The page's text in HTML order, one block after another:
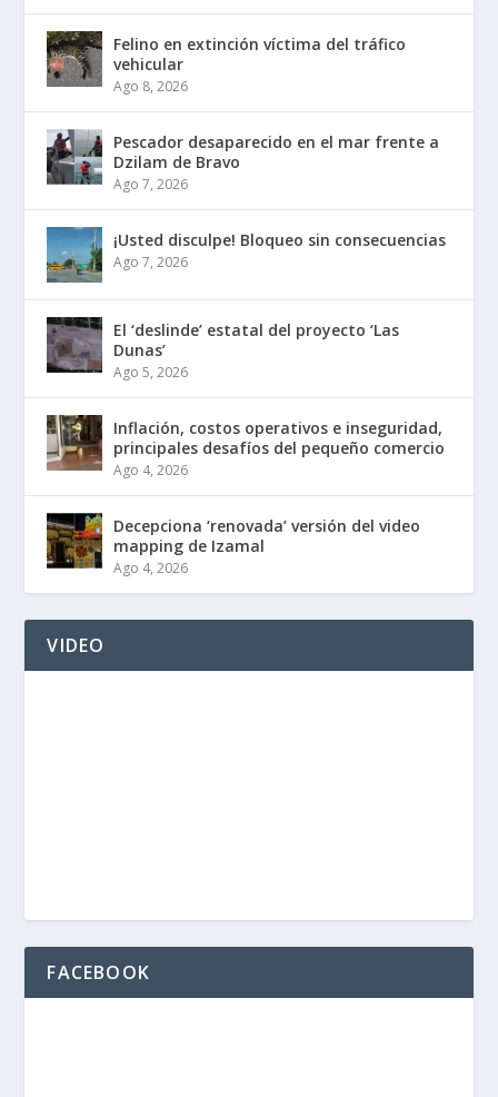
Felino en extinción víctima del tráfico
vehicular
Ago 8, 2026
Pescador desaparecido en el mar frente a
Dzilam de Bravo
Ago 7, 2026
¡Usted disculpe! Bloqueo sin consecuencias
Ago 7, 2026
El ‘deslinde’ estatal del proyecto ‘Las
Dunas’
Ago 5, 2026
Inflación, costos operativos e inseguridad,
principales desafíos del pequeño comercio
Ago 4, 2026
Decepciona ‘renovada’ versión del video
mapping de Izamal
Ago 4, 2026
VIDEO
FACEBOOK